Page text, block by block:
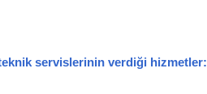
servislerinin verdiği hizmetler: